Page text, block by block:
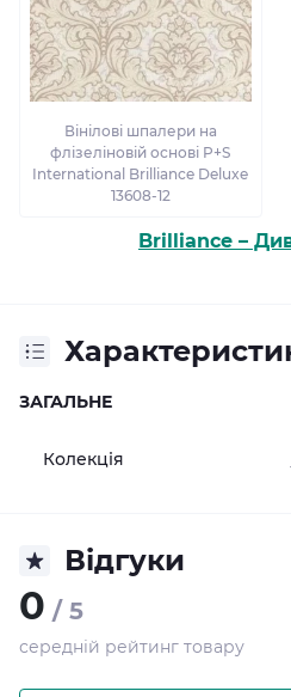
Вінілові шпалери на
флізеліновій основі P+S
International Brilliance Deluxe
13608-12
Brilliance –
ЗАГАЛЬНЕ
Колекція
Відгуки
0 / 5
середній рейтинг товару